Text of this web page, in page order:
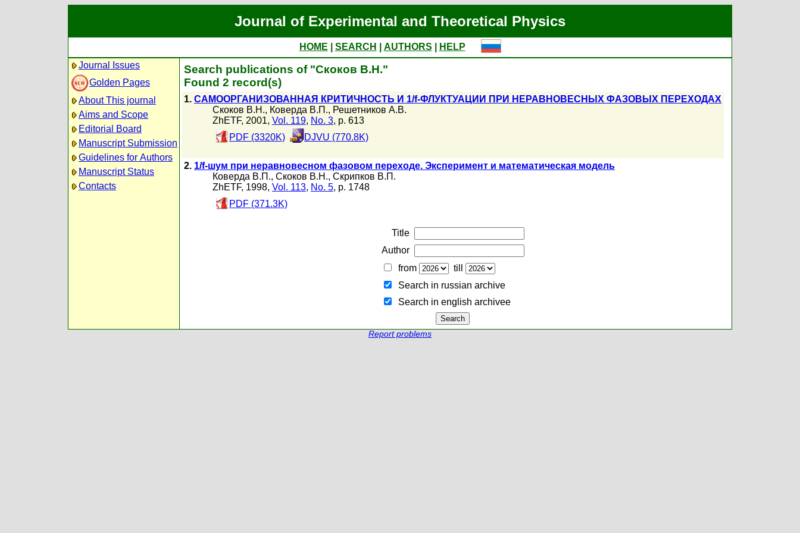
Journal of Experimental and Theoretical Physics
HOME SEARCH AUTHORS
HELP
Journal Issues
Golden Pages
About This journal
Aims and Scope
Editorial Board
Manuscript Submission
Guidelines for Authors
Manuscript Status
Contacts
Search publications of "Скоков В.Н."
Found 2 record(s)
1. САМООРГАНИЗОВАННАЯ КРИТИЧНОСТЬ И 1/f-ФЛУКТУАЦИИ ПРИ НЕРАВНОВЕСНЫХ ФАЗОВЫХ ПЕРЕХОДАХ
Скоков В.Н., Коверда В.П., Решетников А.В.
ZhETF, 2001, Vol. 119, No. 3, p. 613
PDF (3320K)
DJVU (770.8K)
2. 1/f-шум при неравновесном фазовом переходе. Эксперимент и математическая модель
Коверда В.П., Скоков В.Н., Скрипков В.П.
ZhETF, 1998, Vol. 113, No. 5, p. 1748
PDF (371.3K)
Title
Author
from
till
Search in russian archive
Search in english archiveе
Report problems